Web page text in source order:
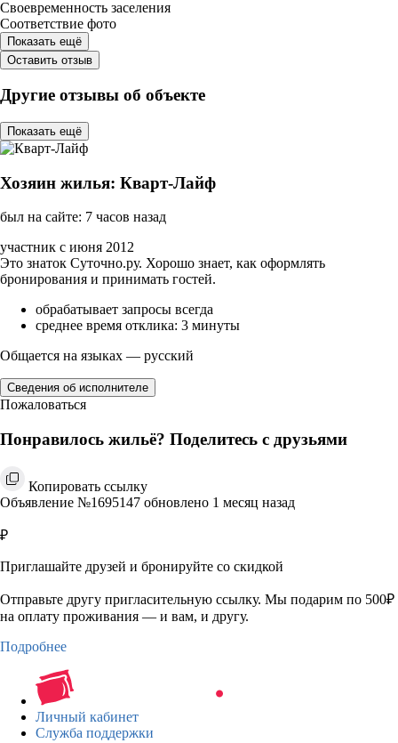
Своевременность заселения
Соответствие фото
Показать ещё
Оставить отзыв
Другие отзывы об объекте
Показать ещё
Хозяин жилья: Кварт-Лайф
был на сайте: 7 часов назад
участник с июня 2012
Это знаток Суточно.ру. Хорошо знает, как оформлять
бронирования и принимать гостей.
обрабатывает запросы всегда
среднее время отклика: 3 минуты
Общается на языках — русский
Сведения об исполнителе
Пожаловаться
Понравилось жильё? Поделитесь с друзьями
Копировать ссылку
Объявление №1695147 обновлено 1 месяц назад
₽
Приглашайте друзей и бронируйте со скидкой
Отправьте другу пригласительную ссылку. Мы подарим по 500₽
на оплату проживания — и вам, и другу.
Подробнее
Личный кабинет
Служба поддержки